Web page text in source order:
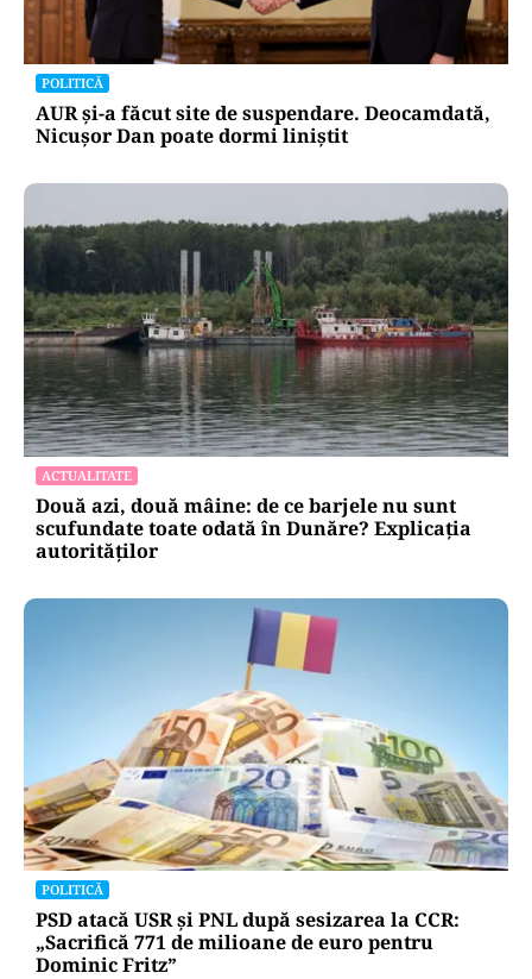
POLITICĂ
AUR și-a făcut site de suspendare. Deocamdată,
Nicușor Dan poate dormi liniștit
ACTUALITATE
Două azi, două mâine: de ce barjele nu sunt
scufundate toate odată în Dunăre? Explicația
autorităților
POLITICĂ
PSD atacă USR și PNL după sesizarea la CCR:
„Sacrifică 771 de milioane de euro pentru
Dominic Fritz”